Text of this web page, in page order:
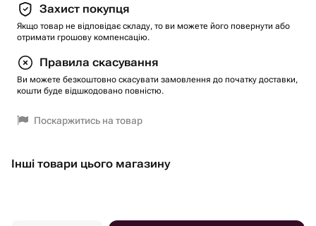
Захист покупця
Якщо товар не відповідає складу, то ви можете його повернути або
отримати грошову компенсацію.
Правила скасування
Ви можете безкоштовно скасувати замовлення до початку доставки,
кошти буде відшкодовано повністю.
Поскаржитись на товар
Інші товари цього магазину